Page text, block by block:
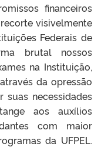
financeiros
visivelmente
Federais de
brutal nossos
na Instituição,
da opressão
necessidades
aos auxílios
com maior
da UFPEL.